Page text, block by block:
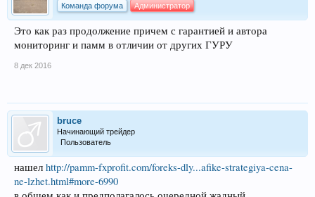
Команда форума
Администратор
Это как раз продолжение причем с гарантией и автора
мониторинг и памм в отличии от других ГУРУ
8 дек 2016
bruce
Начинающий трейдер
Пользователь
нашел http://pamm-fxprofit.com/foreks-dly...afike-strategiya-cena-
ne-lzhet.html#more-6990